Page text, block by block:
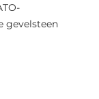
gevelsteen